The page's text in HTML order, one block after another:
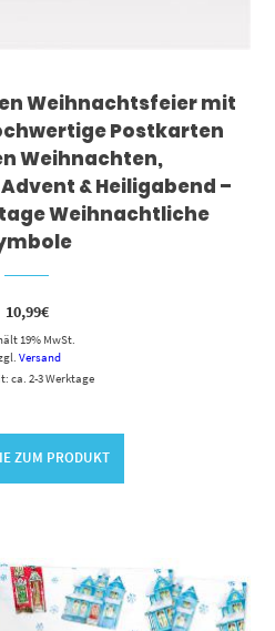
Weihnachtsfeier mit
Postkarten
Weihnachten,
& Heiligabend –
Weihnachtliche
10,99€
19% MwSt.
Versand
ca. 2-3 Werktage
ZUM PRODUKT